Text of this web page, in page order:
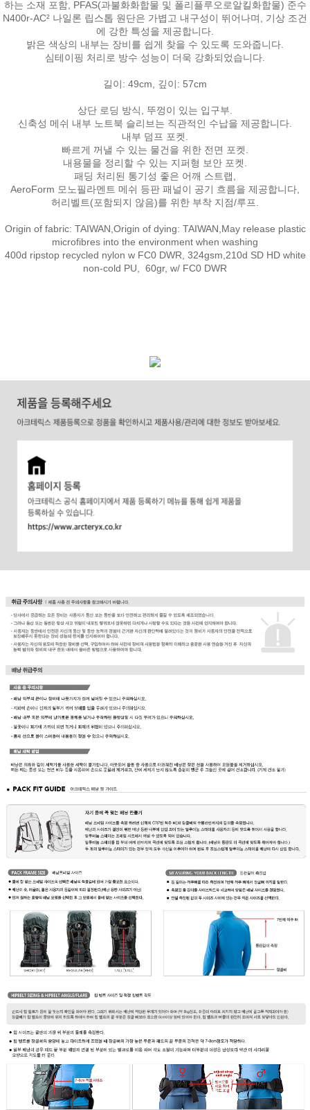
하는 소재 포함, PFAS(과불화화합물 및 폴리플루오로알킬화합물) 준수
N400r-AC² 나일론 립스톱 원단은 가볍고 내구성이 뛰어나며, 기상 조건
에 강한 특성을 제공합니다.
밝은 색상의 내부는 장비를 쉽게 찾을 수 있도록 도와줍니다.
심테이핑 처리로 방수 성능이 더욱 강화되었습니다.
길이: 49cm, 깊이: 57cm
상단 로딩 방식, 뚜껑이 있는 입구부.
신축성 메쉬 내부 노트북 슬리브는 직관적인 수납을 제공합니다.
내부 덤프 포켓.
빠르게 꺼낼 수 있는 물건을 위한 전면 포켓.
내용물을 정리할 수 있는 지퍼형 보안 포켓.
패딩 처리된 통기성 좋은 어깨 스트랩,
AeroForm 모노필라멘트 메쉬 등판 패널이 공기 흐름을 제공합니다,
허리벨트(포함되지 않음)를 위한 부착 지점/루프.
Origin of fabric: TAIWAN,Origin of dying: TAIWAN,May release plastic
microfibres into the environment when washing
400d ripstop recycled nylon w FC0 DWR, 324gsm,210d SD HD white
non-cold PU, 60gr, w/ FC0 DWR